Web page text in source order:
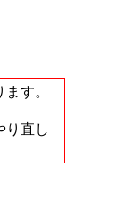
す。
り直し